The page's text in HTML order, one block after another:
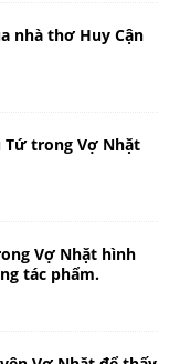
nhà thơ Huy Cận
Tứ trong Vợ Nhặt
Vợ Nhặt hình
tác phẩm.